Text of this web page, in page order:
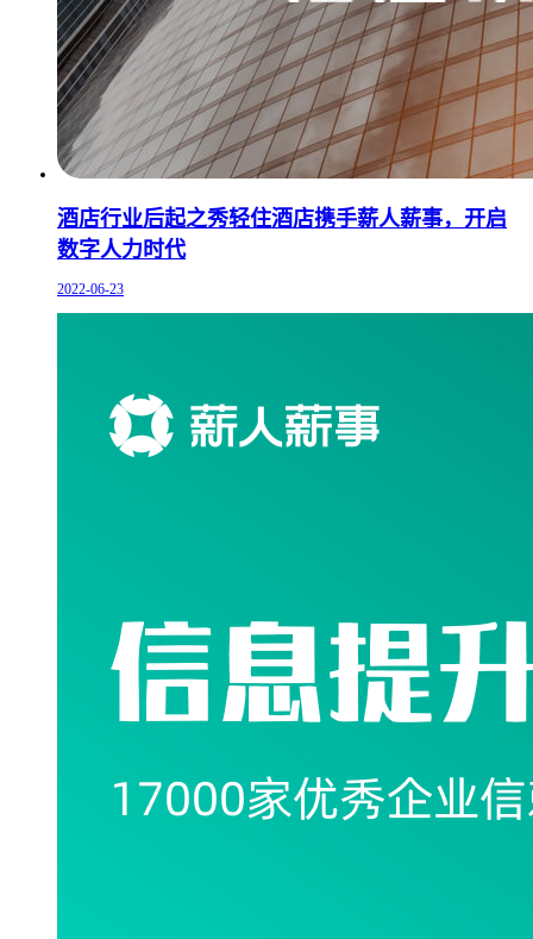
酒店行业后起之秀轻住酒店携手薪人薪事，开启
数字人力时代
2022-06-23